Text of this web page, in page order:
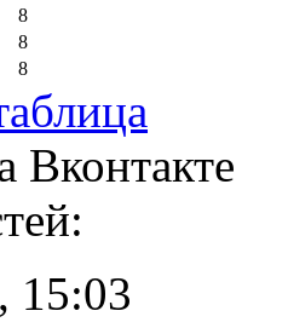
8
8
8
Вконтакте
15:03